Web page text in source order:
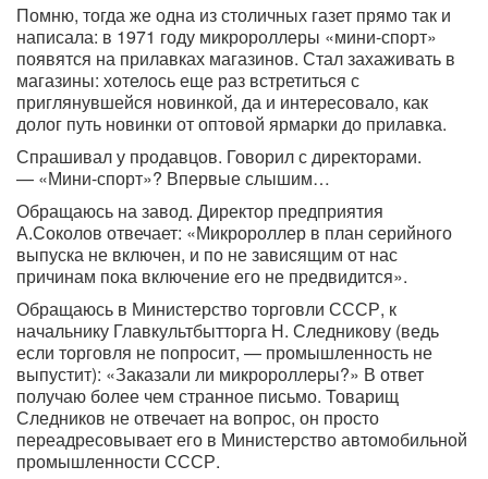
Помню, тогда же одна из столичных газет прямо так и
написала: в 1971 году микророллеры «мини-спорт»
появятся на прилавках магазинов. Стал захаживать в
магазины: хотелось еще раз встретиться с
приглянувшейся новинкой, да и интересовало, как
долог путь новинки от оптовой ярмарки до прилавка.
Спрашивал у продавцов. Говорил с директорами.
— «Мини-спорт»? Впервые слышим…
Обращаюсь на завод. Директор предприятия
А.Соколов отвечает: «Микророллер в план серийного
выпуска не включен, и по не зависящим от нас
причинам пока включение его не предвидится».
Обращаюсь в Министерство торговли СССР, к
начальнику Главкультбытторга Н. Следникову (ведь
если торговля не попросит, — промышленность не
выпустит): «Заказали ли микророллеры?» В ответ
получаю более чем странное письмо. Товарищ
Следников не отвечает на вопрос, он просто
переадресовывает его в Министерство автомобильной
промышленности СССР.